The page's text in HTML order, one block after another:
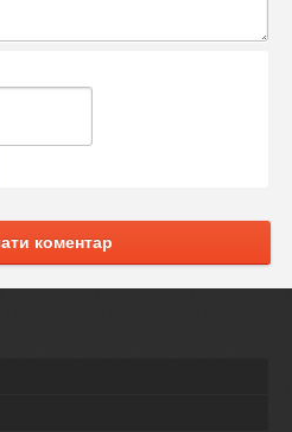
коментар